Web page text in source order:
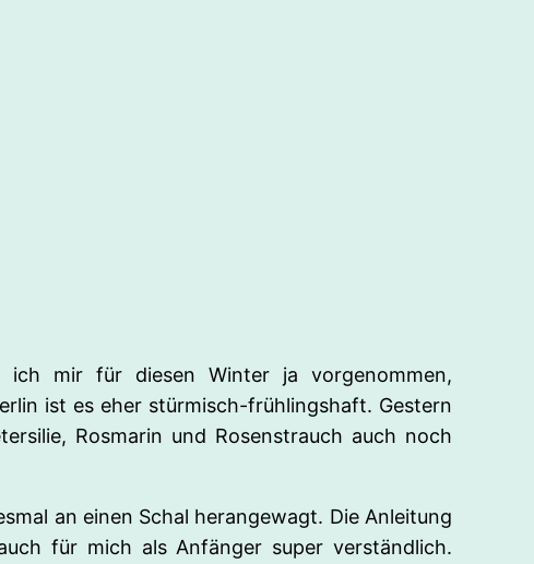
ich mir für diesen Winter ja vorgenommen,
ist es eher stürmisch-frühlingshaft. Gestern
Rosmarin und Rosenstrauch auch noch
an einen Schal herangewagt. Die Anleitung
für mich als Anfänger super verständlich.